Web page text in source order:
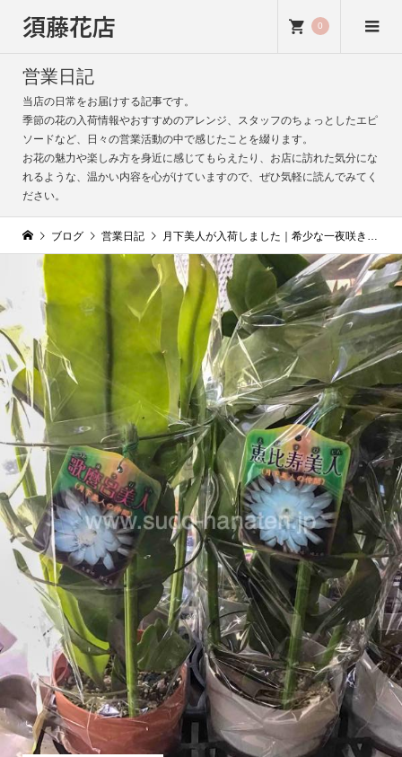
須藤花店 0
営業日記
当店の日常をお届けする記事です。
季節の花の入荷情報やおすすめのアレンジ、スタッフのちょっとしたエピ
ソードなど、日々の営業活動の中で感じたことを綴ります。
お花の魅力や楽しみ方を身近に感じてもらえたり、お店に訪れた気分にな
れるような、温かい内容を心がけていますので、ぜひ気軽に読んでみてく
ださい。
ブログ 営業日記 月下美人が入荷しました｜希少な一夜咲きの花【須藤花店】